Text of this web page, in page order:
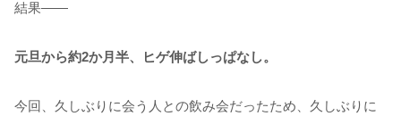
結果――
元旦から約2か月半、ヒゲ伸ばしっぱなし。
今回、久しぶりに会う人との飲み会だったため、久しぶりに